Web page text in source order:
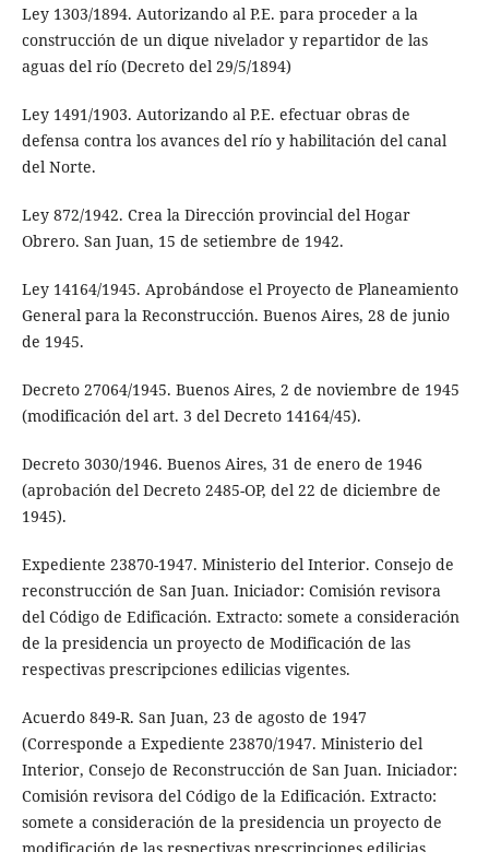
Ley 1303/1894. Autorizando al P.E. para proceder a la
construcción de un dique nivelador y repartidor de las
aguas del río (Decreto del 29/5/1894)
Ley 1491/1903. Autorizando al P.E. efectuar obras de
defensa contra los avances del río y habilitación del canal
del Norte.
Ley 872/1942. Crea la Dirección provincial del Hogar
Obrero. San Juan, 15 de setiembre de 1942.
Ley 14164/1945. Aprobándose el Proyecto de Planeamiento
General para la Reconstrucción. Buenos Aires, 28 de junio
de 1945.
Decreto 27064/1945. Buenos Aires, 2 de noviembre de 1945
(modificación del art. 3 del Decreto 14164/45).
Decreto 3030/1946. Buenos Aires, 31 de enero de 1946
(aprobación del Decreto 2485-OP, del 22 de diciembre de
1945).
Expediente 23870-1947. Ministerio del Interior. Consejo de
reconstrucción de San Juan. Iniciador: Comisión revisora
del Código de Edificación. Extracto: somete a consideración
de la presidencia un proyecto de Modificación de las
respectivas prescripciones edilicias vigentes.
Acuerdo 849-R. San Juan, 23 de agosto de 1947
(Corresponde a Expediente 23870/1947. Ministerio del
Interior, Consejo de Reconstrucción de San Juan. Iniciador:
Comisión revisora del Código de la Edificación. Extracto:
somete a consideración de la presidencia un proyecto de